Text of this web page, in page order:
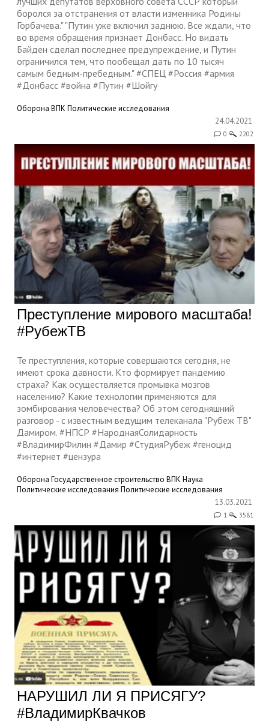
боролся за отстранения от власти изменника Родины
Горбачева." "Путин уже включил заднюю. Все ждали, что
во время обращения признает Донбасс. Но видать
Байден сделал последнее предупреждение, и Путин
ограничился тем, что пообещал дать по 10 тысяч
самым бедным-пребедным." #СПЕЦ​ #Россия​ #армия​
#Донбасс​ #война​ #Путин​ #Шойгу
Оборона ВПК Политические исследования
24.04.2021
0 2202
Преступление мирового масштаба!
#РубежТВ
Те преступления, которые совершаются сегодня, не
имеют срока давности. Кто формирует пандемию
страха? Как осуществляется промывка мозгов
населению? Какие технологии применяются для
зомбирования человечества? Об этом сегодняшний
разговор - с известным ведущим телеканала "Рубеж ТВ"
Дамиром. #НПСР​ #НароднаяСолидарность​
#ВладимирФилин​ #Дамир​ #СтудияРубеж​ #геноцид
#интернет #цензура
Оборона Государственное строительство ВПК Наука
Политические исследования Политические исследования
13.03.2021
1 3581
НАРУШИЛ ЛИ Я ПРИСЯГУ?
#ВладимирКвачков